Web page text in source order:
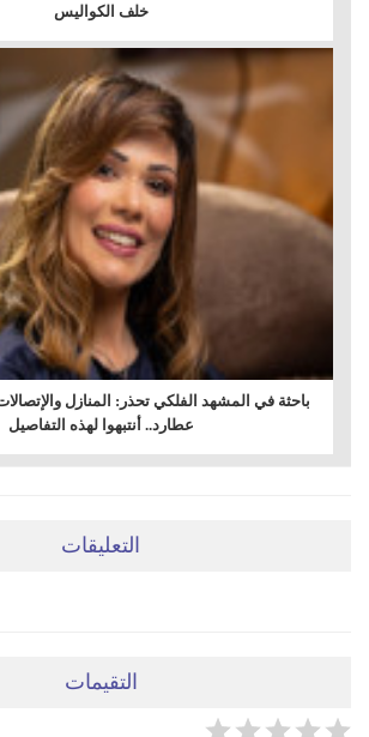
خلف الكواليس
باحثة في المشهد الفلكي تحذر: المنازل
عطارد.. أنتبهوا لهذه التفاصيل
التعليقات
التقيمات